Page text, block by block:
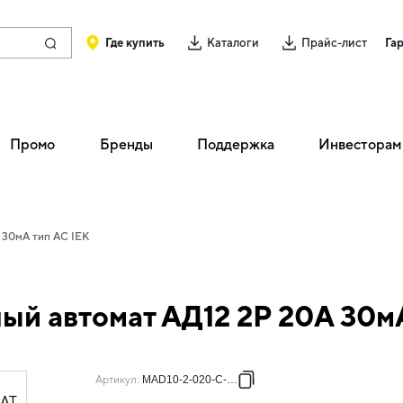
Где купить Каталоги Прайс-лист
Промо Бренды Поддержка Инвесторам
тип AC IEK
автомат АД12 2P 20А
Артикул: MAD10-2-020-C-030